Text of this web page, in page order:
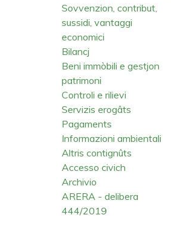
Sovvenzion, contribut,
sussidi, vantaggi
economici
Bilancj
Beni immòbili e gestjon
patrimoni
Controli e rilievi
Servizis erogâts
Pagaments
Informazioni ambientali
Altris contignûts
Accesso civich
Archivio
ARERA - delibera
444/2019